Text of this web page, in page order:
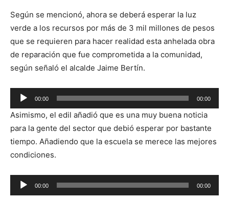
Según se mencionó, ahora se deberá esperar la luz
verde a los recursos por más de 3 mil millones de pesos
que se requieren para hacer realidad esta anhelada obra
de reparación que fue comprometida a la comunidad,
según señaló el alcalde Jaime Bertín.
Reproductor
de
audio
00:00 00:00
Asimismo, el edil añadió que es una muy buena noticia
para la gente del sector que debió esperar por bastante
tiempo. Añadiendo que la escuela se merece las mejores
condiciones.
Reproductor
de
00:00 00:00